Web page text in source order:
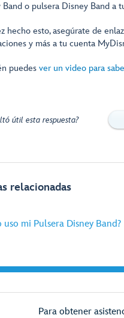
Band o pulsera Disney Band a
hecho esto, asegúrate de
y más a tu cuenta
puedes ver un video para
útil esta respuesta?
relacionadas
uso mi Pulsera Disney Band?
Para obtener